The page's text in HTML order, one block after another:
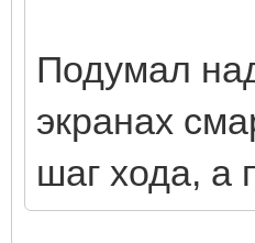
Подумал
экранах
шаг хода, а